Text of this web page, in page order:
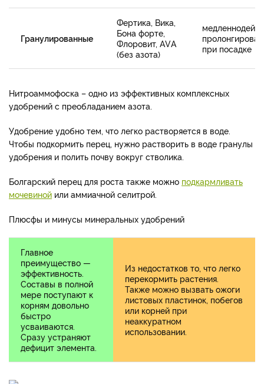
Гранулированные
Фертика, Вика,
Бона форте,
Флоровит, АVА
(без азота)
при посадке
Нитроаммофоска – одно из эффективных комплексных
удобрений с преобладанием азота.
Удобрение удобно тем, что легко растворяется в воде.
Чтобы подкормить перец, нужно растворить в воде гранулы
удобрения и полить почву вокруг стволика.
Болгарский перец для роста также можно подкармливать
мочевиной или аммиачной селитрой.
Плюсфы и минусы минеральных удобрений
Главное
преимущество —
эффективность.
Составы в полной
мере поступают к
корням довольно
быстро
усваиваются.
Сразу устраняют
дефицит элемента.
Из недостатков то, что легко
перекормить растения.
Также можно вызвать ожоги
листовых пластинок, побегов
или корней при
неаккуратном
использовании.